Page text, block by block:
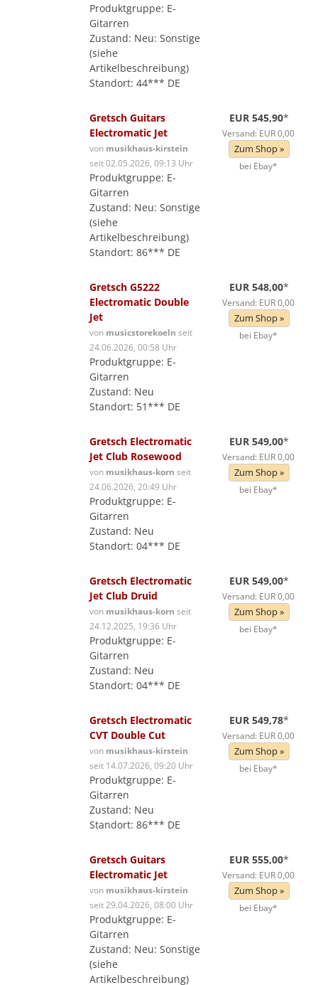
Produktgruppe: E-
Gitarren
Zustand: Neu: Sonstige
(siehe
Artikelbeschreibung)
Standort: 44*** DE
Gretsch Guitars
Electromatic Jet
von musikhaus-kirstein
seit 02.05.2026, 09:13 Uhr
Produktgruppe: E-
Gitarren
Zustand: Neu: Sonstige
(siehe
Artikelbeschreibung)
Standort: 86*** DE
EUR 545,90*
Versand: EUR 0,00
Zum Shop »
bei Ebay*
Gretsch G5222
Electromatic Double
Jet
von musicstorekoeln seit
24.06.2026, 00:58 Uhr
Produktgruppe: E-
Gitarren
Zustand: Neu
Standort: 51*** DE
EUR 548,00*
Versand: EUR 0,00
Zum Shop »
bei Ebay*
Gretsch Electromatic
Jet Club Rosewood
von musikhaus-korn seit
24.06.2026, 20:49 Uhr
Produktgruppe: E-
Gitarren
Zustand: Neu
Standort: 04*** DE
EUR 549,00*
Versand: EUR 0,00
Zum Shop »
bei Ebay*
Gretsch Electromatic
Jet Club Druid
von musikhaus-korn seit
24.12.2025, 19:36 Uhr
Produktgruppe: E-
Gitarren
Zustand: Neu
Standort: 04*** DE
EUR 549,00*
Versand: EUR 0,00
Zum Shop »
bei Ebay*
Gretsch Electromatic
CVT Double Cut
von musikhaus-kirstein
seit 14.07.2026, 09:20 Uhr
Produktgruppe: E-
Gitarren
Zustand: Neu
Standort: 86*** DE
EUR 549,78*
Versand: EUR 0,00
Zum Shop »
bei Ebay*
Gretsch Guitars
Electromatic Jet
von musikhaus-kirstein
seit 29.04.2026, 08:00 Uhr
Produktgruppe: E-
Gitarren
Zustand: Neu: Sonstige
(siehe
Artikelbeschreibung)
EUR 555,00*
Versand: EUR 0,00
Zum Shop »
bei Ebay*